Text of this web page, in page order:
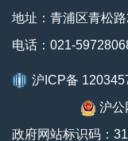
地址：青浦区青松
电话：021-
沪ICP备
沪公
政府网站标识码：